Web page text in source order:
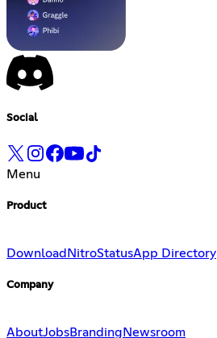
Social
Menu
Product
Download NitroStatusApp Directory
Company
AboutJobsBranding Newsroom